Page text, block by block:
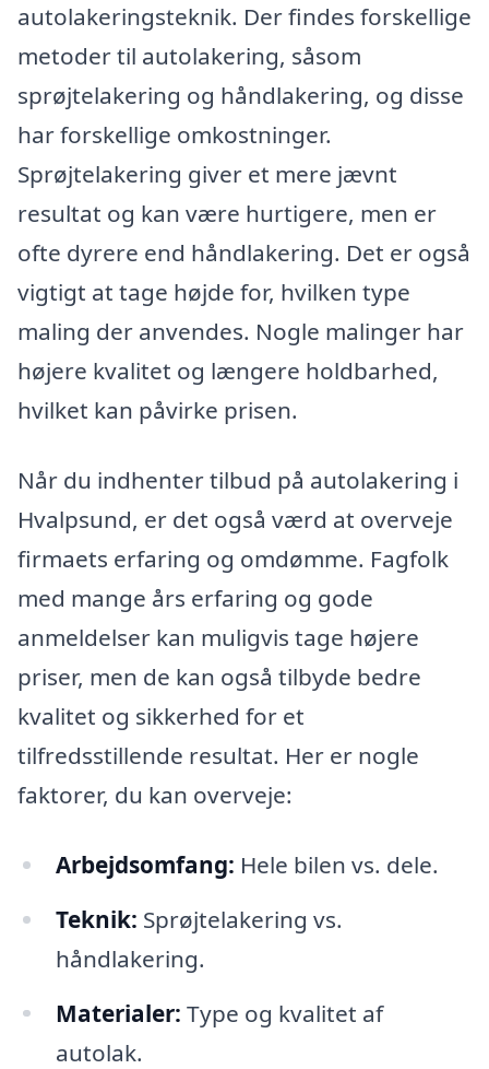
autolakeringsteknik. Der findes forskellige
metoder til autolakering, såsom
sprøjtelakering og håndlakering, og disse
har forskellige omkostninger.
Sprøjtelakering giver et mere jævnt
resultat og kan være hurtigere, men er
ofte dyrere end håndlakering. Det er også
vigtigt at tage højde for, hvilken type
maling der anvendes. Nogle malinger har
højere kvalitet og længere holdbarhed,
hvilket kan påvirke prisen.
Når du indhenter tilbud på autolakering i
Hvalpsund, er det også værd at overveje
firmaets erfaring og omdømme. Fagfolk
med mange års erfaring og gode
anmeldelser kan muligvis tage højere
priser, men de kan også tilbyde bedre
kvalitet og sikkerhed for et
tilfredsstillende resultat. Her er nogle
faktorer, du kan overveje:
Arbejdsomfang: Hele bilen vs. dele.
Teknik: Sprøjtelakering vs.
håndlakering.
Materialer: Type og kvalitet af
autolak.